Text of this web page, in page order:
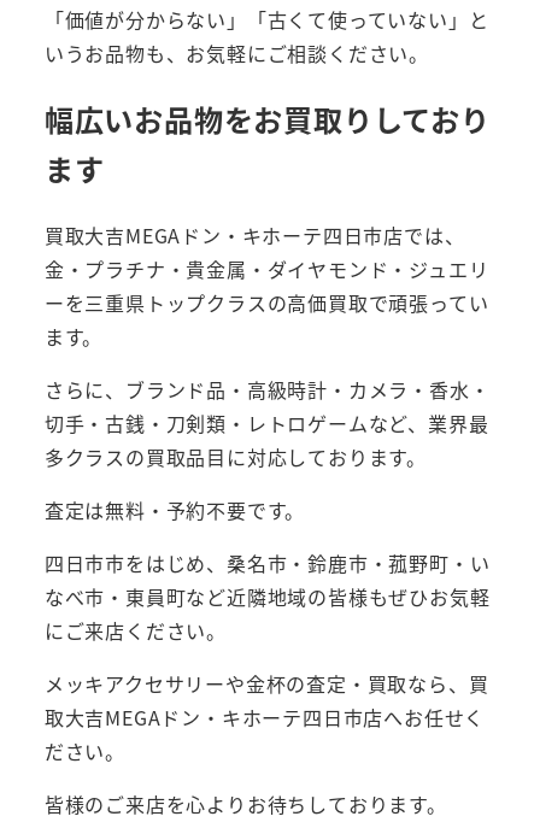
「価値が分からない」「古くて使っていない」と
いうお品物も、お気軽にご相談ください。
幅広いお品物をお買取りしており
ます
買取大吉MEGAドン・キホーテ四日市店では、
金・プラチナ・貴金属・ダイヤモンド・ジュエリ
ーを三重県トップクラスの高価買取で頑張ってい
ます。
さらに、ブランド品・高級時計・カメラ・香水・
切手・古銭・刀剣類・レトロゲームなど、業界最
多クラスの買取品目に対応しております。
査定は無料・予約不要です。
四日市市をはじめ、桑名市・鈴鹿市・菰野町・い
なべ市・東員町など近隣地域の皆様もぜひお気軽
にご来店ください。
メッキアクセサリーや金杯の査定・買取なら、買
取大吉MEGAドン・キホーテ四日市店へお任せく
ださい。
皆様のご来店を心よりお待ちしております。